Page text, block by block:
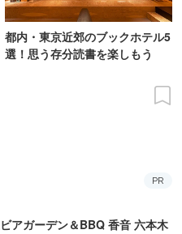
都内・東京近郊のブックホテル5
選！思う存分読書を楽しもう
PR
アガーデン＆BBQ 香音 六本木